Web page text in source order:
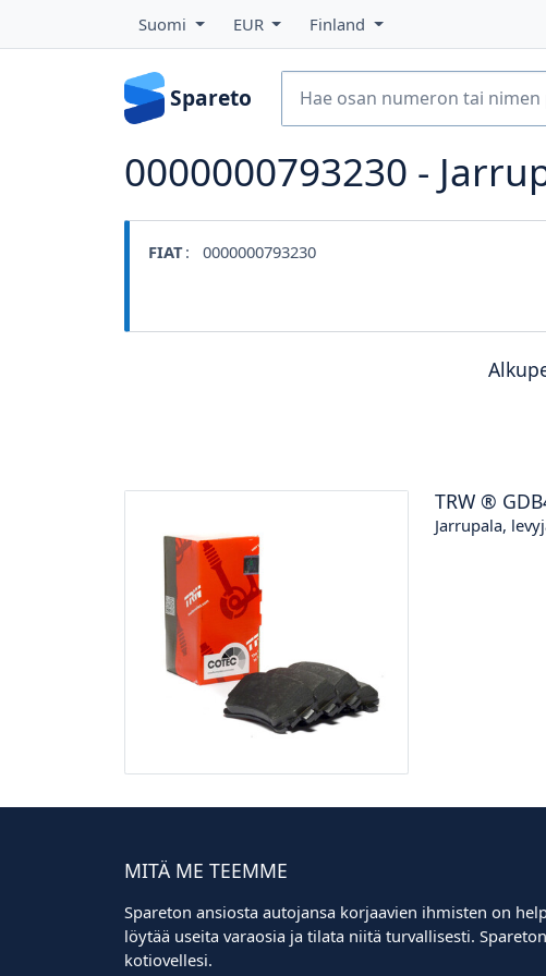
Suomi EUR Finland
Spareto
0000000793230 -
FIAT: 0000000793230
TRW ®
Jarrupala,
MITÄ ME TEEMME
Spareton ansiosta autojansa korjaavien ihmisten on
löytää useita varaosia ja tilata niitä turvallisesti.
kotiovellesi.